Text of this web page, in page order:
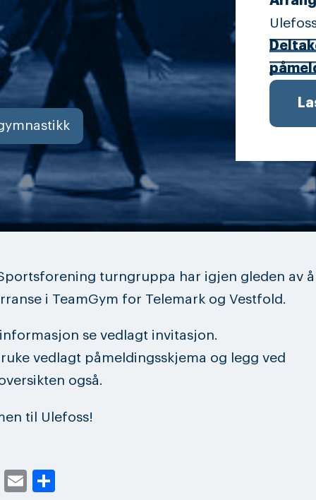
turngruppa har igjen gleden av
i TeamGym for Telemark og Vestfold.
se vedlagt invitasjon.
vedlagt påmeldingsskjema og legg ved
også.
til Ulefoss!
Email